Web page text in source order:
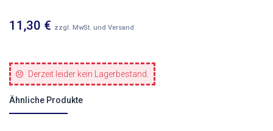
11,30 € zzgl. MwSt. und Versand
Derzeit leider kein Lagerbestand.
Ähnliche Produkte